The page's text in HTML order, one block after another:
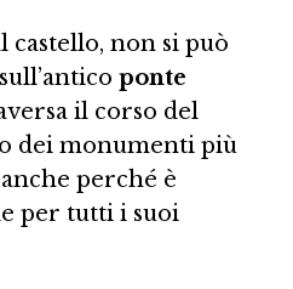
castello, non si può
ponte
il corso del
dei monumenti più
perché è
per tutti i suoi